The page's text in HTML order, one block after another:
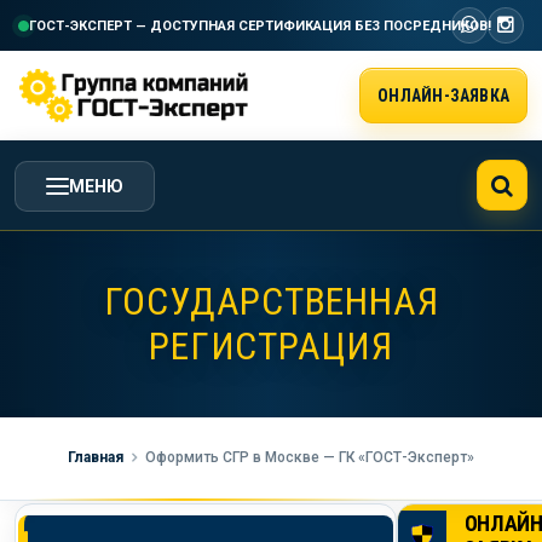
ГОСТ-ЭКСПЕРТ — ДОСТУПНАЯ СЕРТИФИКАЦИЯ БЕЗ ПОСРЕДНИКОВ!
ОНЛАЙН-ЗАЯВКА
МЕНЮ
УСЛУГИ ГК ГОСТ-ЭКСПЕРТ
СТОИМОСТЬ РАБОТ
НАША КОМПАНИЯ
ГОСУДАРСТВЕННАЯ
РЕГИСТРАЦИЯ
Главная Оформить СГР в Москве — ГК «ГОСТ-Эксперт»
ОНЛАЙН